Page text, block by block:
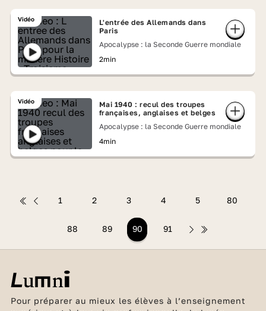
Vidéo
L'entrée des Allemands dans
Paris
Apocalypse : la Seconde Guerre mondiale
2min
Vidéo
Mai 1940 : recul des troupes
françaises, anglaises et belges
Apocalypse : la Seconde Guerre mondiale
4min
1 2 3 4 5 80
88 89 90 91
Pour préparer au mieux les élèves à l’enseignement